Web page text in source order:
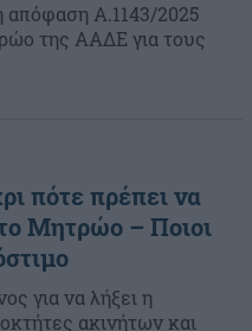
απόφαση Α.1143/2025
της ΑΑΔΕ για τους
πότε πρέπει να
Μητρώο – Ποιοι
για να λήξει η
ακινήτων και